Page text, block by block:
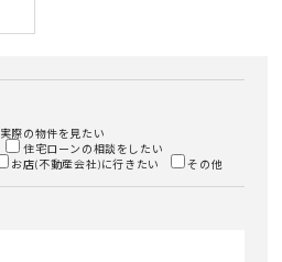
実際の物件を見たい
住宅ローンの相談をしたい
お店(不動産会社)に行きたい その他